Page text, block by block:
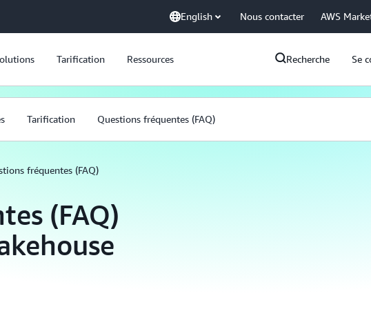
English Nous contacter AWS
Tarification Ressources Recherche Se
Tarification Questions fréquentes (FAQ)
fréquentes (FAQ)
(FAQ)